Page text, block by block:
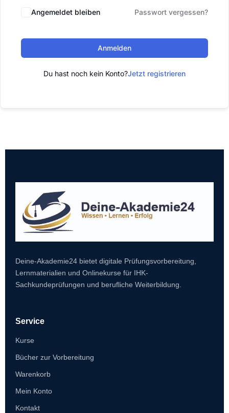
Angemeldet bleiben Passwort vergessen?
Anmelden
Du hast noch kein Konto?Jetzt registrieren
Deine-Akademie24 bietet digitale Prüfungsvorbereitung,
Lernmaterialien und Onlinekurse für IHK-
Sachkundeprüfungen und berufliche Weiterbildung.
Service
Kurse
Bücher zur Vorbereitung
Warenkorb
Mein Konto
Kontakt